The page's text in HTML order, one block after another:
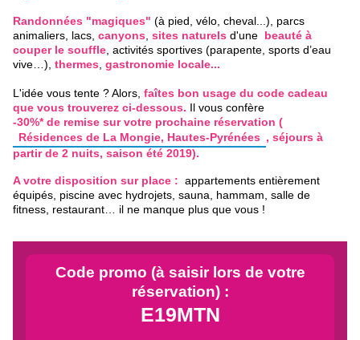
Randonnées "magiques" (à pied, vélo, cheval...), parcs
animaliers, lacs, canyons sites naturels d'une beauté à
couper le souffle , activités sportives (parapente, sports d’eau
vive…), thermes gastronomie locale...
L'idée vous tente ? Alors, faîtes bon usage du code cadeau
que vous trouverez ci-dessous. Il vous confère
-30%* de remise sur votre prochaine réservation (
Résidences de La Mongie, Hautes-Pyrénées , séjours à
partir de 2 nuits, saison été 2019).
A votre disposition sur place : appartements entièrement
équipés, piscine avec hydrojets, sauna, hammam, salle de
fitness, restaurant… il ne manque plus que vous !
Code promo (à saisir lors de votre
réservation) :
E19MTN